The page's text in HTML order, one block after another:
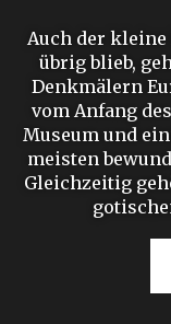
Auch der kleine
übrig blieb,
Denkmälern
vom Anfang
Museum und
meisten
Gleichzeitig